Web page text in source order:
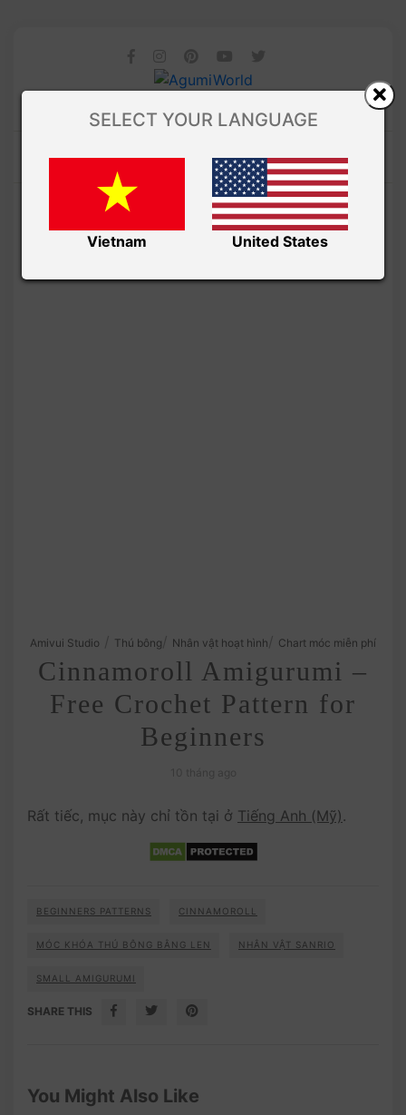
Amivui Studio Thú bông Nhân vật hoạt hình Chart móc miễn phí
Cinnamoroll Amigurumi –
Free Crochet Pattern for
Beginners
Rất tiếc, mục này chỉ tồn tại ở Tiếng Anh (Mỹ) .
BEGINNERS PATTERNS CINNAMOROLL
MÓC KHÓA THÚ BÔNG BẰNG LEN NHÂN VẬT SANRIO
SMALL AMIGURUMI
SHARE THIS
You Might Also Like
SELECT YOUR LANGUAGE
Vietnam United States